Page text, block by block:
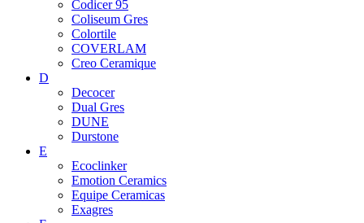
Codicer 95
Coliseum Gres
Colortile
COVERLAM
Creo Ceramique
D
Decocer
Dual Gres
DUNE
Durstone
E
Ecoclinker
Emotion Ceramics
Equipe Ceramicas
Exagres